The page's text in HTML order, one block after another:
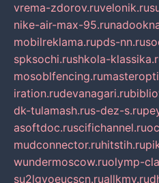
vrema-zdorov.ruvelonik.ru
nike-air-max-95.ru
mobilreklama.rupds-nn.ru
spksochi.rushkola-
mosoblfencing.ru
iration.rudevanagari.ru
dk-tulamash.rus-dez-s.ru
asoftdoc.ruscifichannel.ru
mudconnector.ruhitstih.ru
wundermoscow.ruolymp-
su2lgyoeucscn.ruallkmv.ru